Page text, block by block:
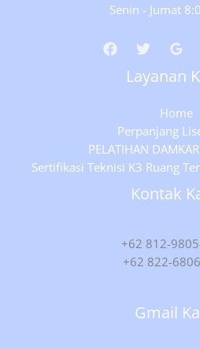
Senin - Jumat
Layanan
Home
Perpanjang
PELATIHAN
Sertifikasi Teknisi K3 Ruang
Kontak
+62 812-
+62 822-
Gmail